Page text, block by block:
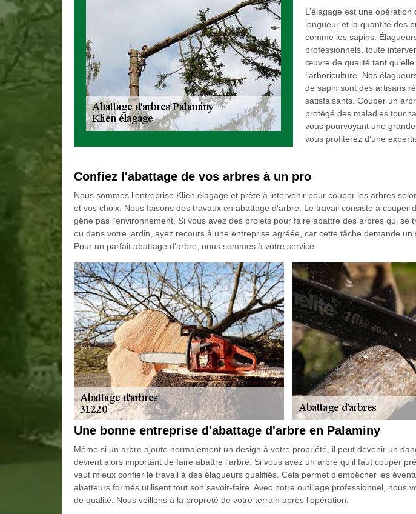
L’élagage est une
longueur et la quantité des
comme les sapins.
professionnels, toute
œuvre de qualité tant
l’arboriculture. Nos
de sapin sont des artisans
satisfaisants. Couper un
protégé des maladies
vous pourvoyant une
vous profiterez d’une
Confiez l'abattage de vos arbres à un pro
Nous sommes l’entreprise Klien élagage et prête à intervenir pour couper les arbres
et vos choix. Nous faisons des travaux en abattage d'arbre. Le travail consiste à couper
gêne pas l’environnement. Si vous avez des projets pour faire abattre des arbres qui se
ou dans votre jardin, ayez recours à une entreprise agréée, car cette tâche demande un
Pour un parfait abattage d’arbre, nous sommes à votre service.
Une bonne entreprise d'abattage d'arbre en Palaminy
Même si un arbre ajoute normalement un design à votre propriété, il peut devenir un
devient alors important de faire abattre l'arbre. Si vous avez un arbre qu’il faut couper
vaut mieux confier le travail à des élagueurs qualifiés. Cela permet d'empêcher les
abatteurs formés utilisent tout son savoir-faire. Avec notre outillage professionnel, nous
de qualité. Nous veillons à la propreté de votre terrain après l'opération.